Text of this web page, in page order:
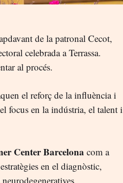
de la patronal Cecot,
celebrada a Terrassa.
al procés.
el reforç de la influència i
focus en la indústria, el talent i
Center Barcelona com a
en el diagnòstic,